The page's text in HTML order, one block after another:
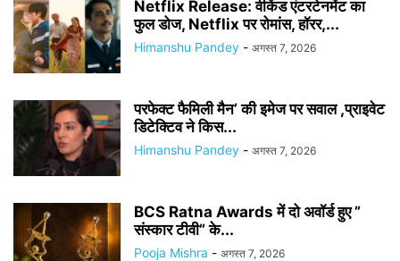
Netflix Release: वीकेंड एंटरटेनमेंट का
फुल डोज, Netflix पर रोमांस, हॉरर,...
Himanshu Pandey - अगस्त 7, 2026
परफेक्ट फैमिली मैन’ की इमेज पर सवाल ,प्राइवेट
डिटेक्टिव ने किस...
Himanshu Pandey - अगस्त 7, 2026
BCS Ratna Awards में दो अवॉर्ड हुए ”
संस्कार टीवी” के...
Pooja Mishra - अगस्त 7, 2026